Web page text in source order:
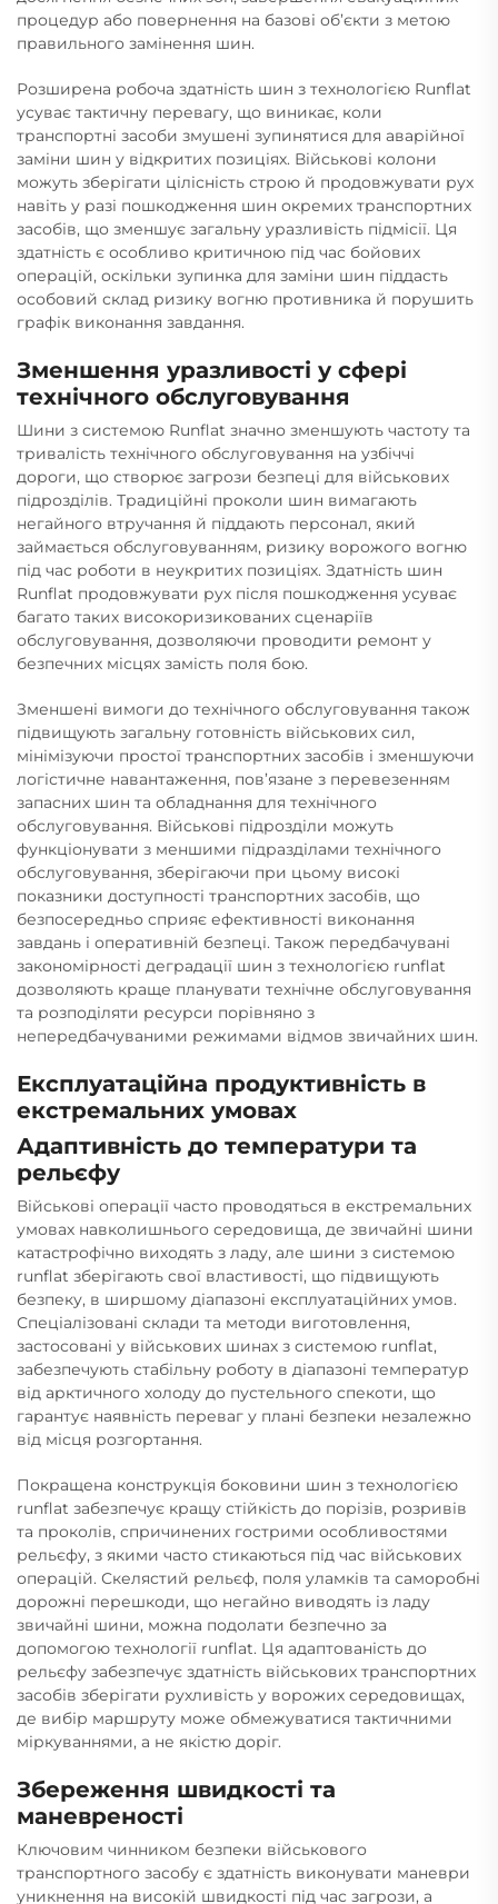
процедур або повернення на базові об’єкти з метою
правильного замінення шин.
Розширена робоча здатність шин з технологією Runflat
усуває тактичну перевагу, що виникає, коли
транспортні засоби змушені зупинятися для аварійної
заміни шин у відкритих позиціях. Військові колони
можуть зберігати цілісність строю й продовжувати рух
навіть у разі пошкодження шин окремих транспортних
засобів, що зменшує загальну уразливість підмісії. Ця
здатність є особливо критичною під час бойових
операцій, оскільки зупинка для заміни шин піддасть
особовий склад ризику вогню противника й порушить
графік виконання завдання.
Зменшення уразливості у сфері
технічного обслуговування
Шини з системою Runflat значно зменшують частоту та
тривалість технічного обслуговування на узбіччі
дороги, що створює загрози безпеці для військових
підрозділів. Традиційні проколи шин вимагають
негайного втручання й піддають персонал, який
займається обслуговуванням, ризику ворожого вогню
під час роботи в неукритих позиціях. Здатність шин
Runflat продовжувати рух після пошкодження усуває
багато таких високоризикованих сценаріїв
обслуговування, дозволяючи проводити ремонт у
безпечних місцях замість поля бою.
Зменшені вимоги до технічного обслуговування також
підвищують загальну готовність військових сил,
мінімізуючи простої транспортних засобів і зменшуючи
логістичне навантаження, пов’язане з перевезенням
запасних шин та обладнання для технічного
обслуговування. Військові підрозділи можуть
функціонувати з меншими підразділами технічного
обслуговування, зберігаючи при цьому високі
показники доступності транспортних засобів, що
безпосередньо сприяє ефективності виконання
завдань і оперативній безпеці. Також передбачувані
закономірності деградації шин з технологією runflat
дозволяють краще планувати технічне обслуговування
та розподіляти ресурси порівняно з
непередбачуваними режимами відмов звичайних шин.
Експлуатаційна продуктивність в
екстремальних умовах
Адаптивність до температури та
рельєфу
Військові операції часто проводяться в екстремальних
умовах навколишнього середовища, де звичайні шини
катастрофічно виходять з ладу, але шини з системою
runflat зберігають свої властивості, що підвищують
безпеку, в ширшому діапазоні експлуатаційних умов.
Спеціалізовані склади та методи виготовлення,
застосовані у військових шинах з системою runflat,
забезпечують стабільну роботу в діапазоні температур
від арктичного холоду до пустельного спекоти, що
гарантує наявність переваг у плані безпеки незалежно
від місця розгортання.
Покращена конструкція боковини шин з технологією
runflat забезпечує кращу стійкість до порізів, розривів
та проколів, спричинених гострими особливостями
рельєфу, з якими часто стикаються під час військових
операцій. Скелястий рельєф, поля уламків та саморобні
дорожні перешкоди, що негайно виводять із ладу
звичайні шини, можна подолати безпечно за
допомогою технології runflat. Ця адаптованість до
рельєфу забезпечує здатність військових транспортних
засобів зберігати рухливість у ворожих середовищах,
де вибір маршруту може обмежуватися тактичними
міркуваннями, а не якістю доріг.
Збереження швидкості та
маневреності
Ключовим чинником безпеки військового
транспортного засобу є здатність виконувати маневри
уникнення на високій швидкості під час загрози, а